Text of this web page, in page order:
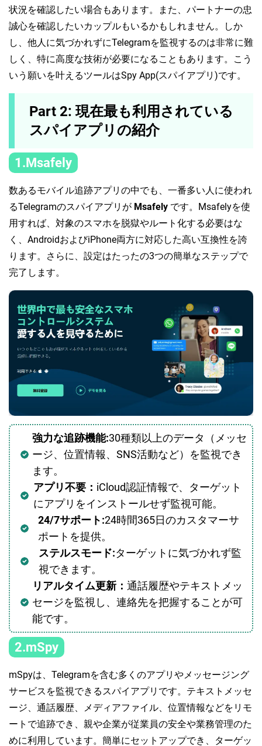
状況を確認したい場合もあります。また、パートナーの忠
誠心を確認したいカップルもいるかもしれません。しか
し、他人に気づかれずにTelegramを監視するのは非常に難
しく、特に高度な技術が必要になることもあります。こう
いう願いを叶えるツールはSpy App(スパイアプリ)です。
Part 2: 現在最も利用されている
スパイアプリの紹介
1.Msafely
数あるモバイル追跡アプリの中でも、一番多い人に使われ
るTelegramのスパイアプリが Msafely です。Msafelyを使
用すれば、対象のスマホを脱獄やルート化する必要はな
く、AndroidおよびiPhone両方に対応した高い互換性を誇
ります。さらに、設定はたったの3つの簡単なステップで
完了します。
強力な追跡機能:30種類以上のデータ（メッセ
ージ、位置情報、SNS活動など）を監視でき
ます。
アプリ不要： iCloud認証情報で、ターゲット
にアプリをインストールせず監視可能。
24/7サポート:24時間365日のカスタマーサ
ポートを提供。
ステルスモード:ターゲットに気づかれず監
視できます。
リアルタイム更新： 通話履歴やテキストメッ
セージを監視し、連絡先を把握することが可
能です。
2.mSpy
mSpyは、Telegramを含む多くのアプリやメッセージング
サービスを監視できるスパイアプリです。テキストメッセ
ージ、通話履歴、メディアファイル、位置情報などをリモ
ートで追跡でき、親や企業が従業員の安全や業務管理のた
めに利用しています。簡単にセットアップでき、ターゲッ